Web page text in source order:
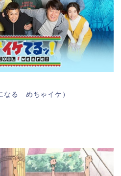
なる めちゃイケ）